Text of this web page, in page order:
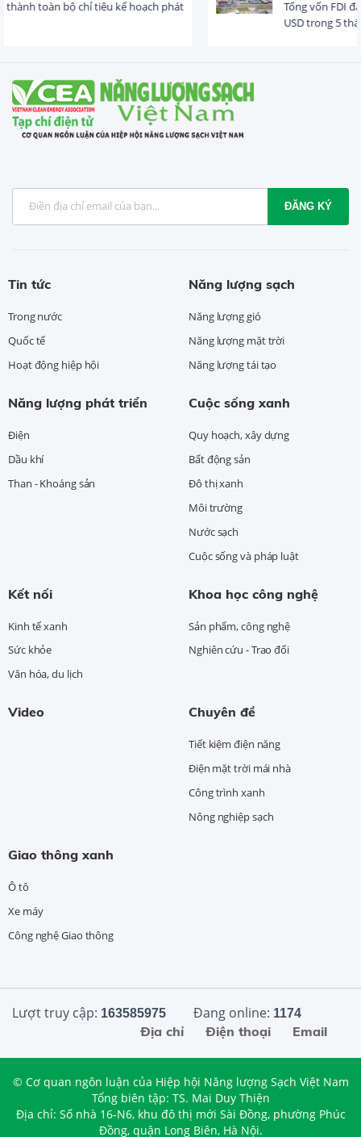
Tổng vốn FDI đăng ký vào Việt Nam đạt gần 25 tỷ
ĐĂNG KÝ
Tin tức
Trong nước
Quốc tế
Hoạt động hiệp hội
Năng lượng sạch
Năng lượng gió
Năng lượng mặt trời
Năng lượng tái tạo
Năng lượng phát triển
Điện
Dầu khí
Than - Khoáng sản
Cuộc sống xanh
Quy hoạch, xây dựng
Bất động sản
Đô thị xanh
Môi trường
Nước sạch
Cuộc sống và pháp luật
Kết nối
Kinh tế xanh
Sức khỏe
Văn hóa, du lịch
Khoa học công nghệ
Sản phẩm, công nghệ
Nghiên cứu - Trao đổi
Video Chuyên đề
Tiết kiệm điện năng
Điện mặt trời mái nhà
Công trình xanh
Nông nghiệp sạch
Giao thông xanh
Ô tô
Xe máy
Công nghệ Giao thông
Lượt truy cập: 163585975 Đang online: 1174
Email
Điện thoại
Địa chỉ
© Cơ quan ngôn luận của Hiệp hội Năng lượng Sạch Việt Nam
Tổng biên tập: TS. Mai Duy Thiện
Địa chỉ: Số nhà 16-N6, khu đô thị mới Sài Đồng, phường Phúc
Đồng, quận Long Biên, Hà Nội.